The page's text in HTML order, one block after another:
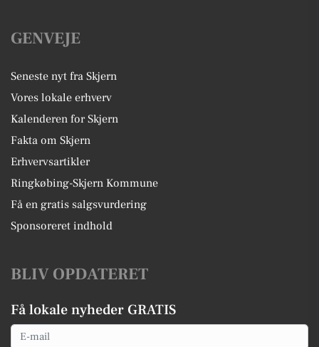
GENVEJE
Seneste nyt fra Skjern
Vores lokale erhverv
Kalenderen for Skjern
Fakta om Skjern
Erhvervsartikler
Ringkøbing-Skjern Kommune
Få en gratis salgsvurdering
Sponsoreret indhold
BLIV OPDATERET
Få lokale nyheder GRATIS
Email